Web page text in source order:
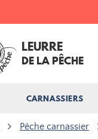
LEURRE
DE LA PÊCHE
CARNASSIERS
Pêche carnassier